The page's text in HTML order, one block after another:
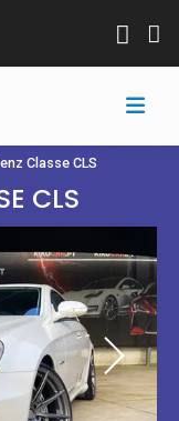
Classe CLS
CLS